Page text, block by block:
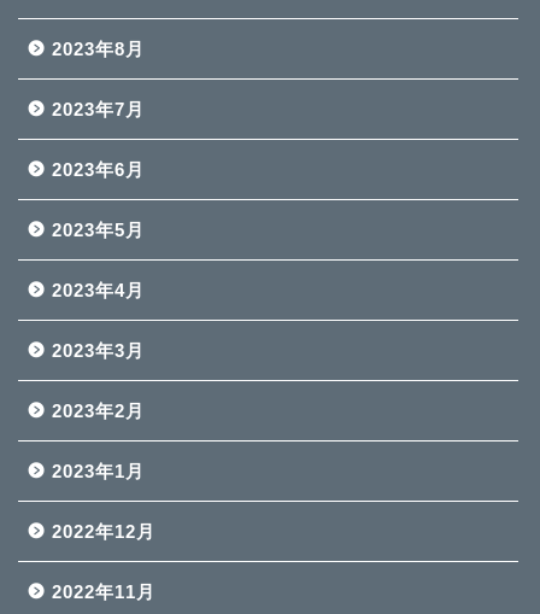
2023年8月
2023年7月
2023年6月
2023年5月
2023年4月
2023年3月
2023年2月
2023年1月
2022年12月
2022年11月